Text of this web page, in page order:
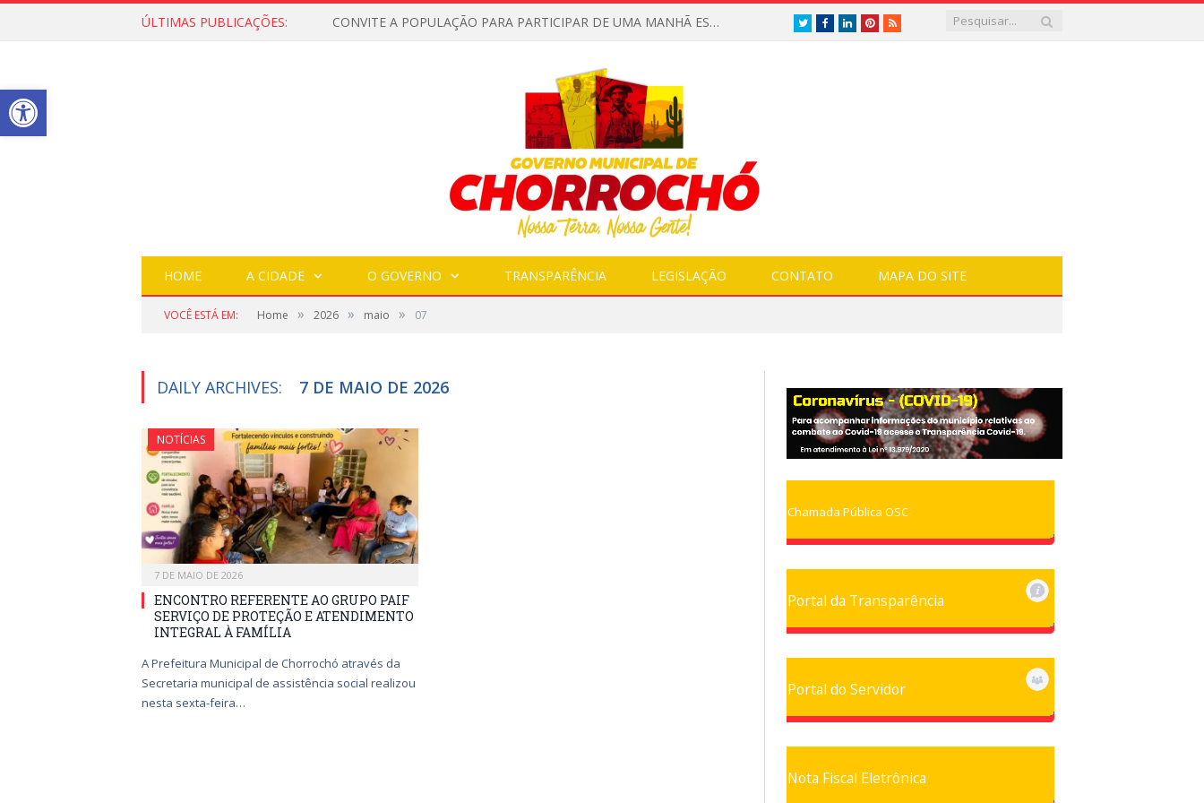
ÚLTIMAS PUBLICAÇÕES: CONVITE A POPULAÇÃO PARA PARTICIPAR DE UMA MANHÃ ESPECIAL DEDICADA ASAÚDE TwitterFacebookLinkedInPinterest
RSS
HOME A CIDADE O GOVERNO TRANSPARÊNCIA LEGISLAÇÃO CONTATO MAPA DO SITE
VOCÊ ESTÁ EM: Home » 2026 » maio » 07
DAILY ARCHIVES: 7 DE MAIO DE 2026
NOTÍCIAS
7 DE MAIO DE 2026
ENCONTRO REFERENTE AO GRUPO PAIF
SERVIÇO DE PROTEÇÃO E ATENDIMENTO
INTEGRAL À FAMÍLIA
A Prefeitura Municipal de Chorrochó através da
Secretaria municipal de assistência social realizou
nesta sexta-feira…
Chamada Pública OSC
Portal da Transparência
Portal do Servidor
Nota Fiscal Eletrônica
Open toolbar